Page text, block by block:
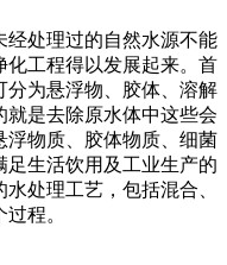
经处理过的自然水源不能
化工程得以发展起来。首
分为悬浮物、胶体、溶解
是去除原水体中这些会
浮物质、胶体物质、细菌
足生活饮用及工业生产的
处理工艺，包括混合、
程。